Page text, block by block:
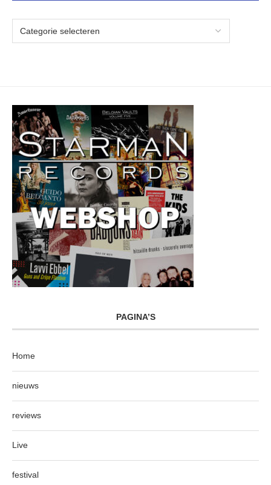
PAGINA’S
Home
nieuws
reviews
Live
festival